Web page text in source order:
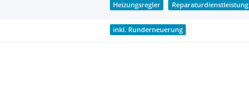
Heizungsregler Reparaturdienstleistung
inkl. Runderneuerung